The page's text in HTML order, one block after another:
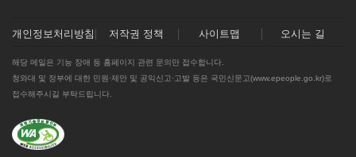
개인정보처리방침 저작권 정책 사이트맵 오시는 길
해당 메일은 기능 장애 등 홈페이지 관련 문의만 접수합니다.
청와대 및 정부에 대한 민원·제안 및 공익신고·고발 등은 국민신문고(www.epeople.go.kr)로
접수해주시길 부탁드립니다.